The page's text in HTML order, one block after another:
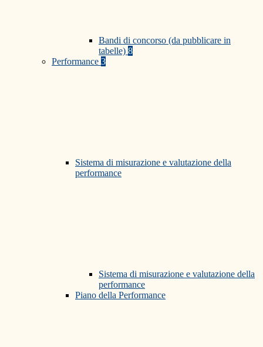
Bandi di concorso (da pubblicare in
tabelle) 8
Performance 3
Sistema di misurazione e valutazione della
performance
Sistema di misurazione e valutazione della
performance
Piano della Performance